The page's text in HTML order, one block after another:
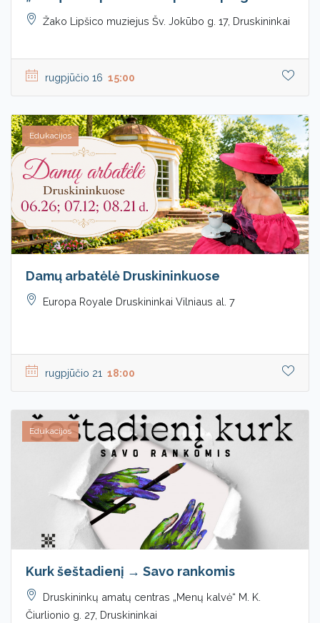
Žako Lipšico muziejus Šv. Jokūbo g. 17, Druskininkai
rugpjūčio 16 15:00
Edukacijos
Damų arbatėlė Druskininkuose
Europa Royale Druskininkai Vilniaus al. 7
rugpjūčio 21 18:00
Edukacijos
Kurk šeštadienį → Savo rankomis
Druskininkų amatų centras „Menų kalvė“ M. K.
Čiurlionio g. 27, Druskininkai